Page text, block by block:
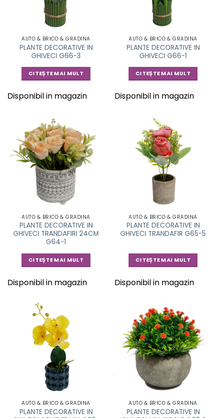
AUTO & BRICO & GRADINA
PLANTE DECORATIVE IN
GHIVECI G66-3
CITEȘTE MAI MULT
Disponibil in magazin
AUTO & BRICO & GRADINA
PLANTE DECORATIVE IN
GHIVECI G66-1
CITEȘTE MAI MULT
Disponibil in magazin
AUTO & BRICO & GRADINA
PLANTE DECORATIVE IN
GHIVECI TRANDAFIRI 24CM
G64-1
CITEȘTE MAI MULT
Disponibil in magazin
AUTO & BRICO & GRADINA
PLANTE DECORATIVE IN
GHIVECI TRANDAFIR G65-5
CITEȘTE MAI MULT
Disponibil in magazin
AUTO & BRICO & GRADINA
PLANTE DECORATIVE IN
AUTO & BRICO & GRADINA
PLANTE DECORATIVE IN